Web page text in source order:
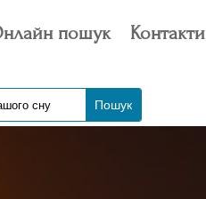
пошук Контакти